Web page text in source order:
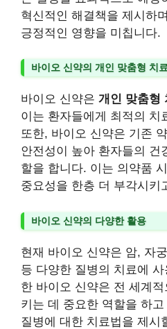
혁신적인 해결책을 제시하
긍정적인 영향을 미칩니다.
바이오 신약의 개인 맞춤형 치료
바이오 신약은 개인 맞춤형
이는 환자들에게 최적의 치
또한, 바이오 신약은 기존
안전성이 높아 환자들의 건
할을 합니다. 이는 의약품
중요성을 한층 더 부각시키
바이오 신약의 다양한 활용
현재 바이오 신약은 암, 자
등 다양한 질병의 치료에
한 바이오 신약은 전 세계
키는 데 중요한 역할을 하
질병에 대한 치료법을 제시